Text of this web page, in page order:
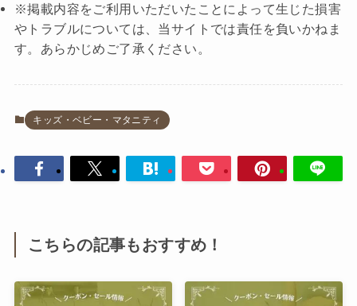
※掲載内容をご利用いただいたことによって生じた損害
やトラブルについては、当サイトでは責任を負いかねま
す。あらかじめご了承ください。
キッズ・ベビー・マタニティ
こちらの記事もおすすめ！